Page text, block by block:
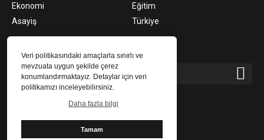
Veri politikasındaki amaçlarla sınırlı ve
mevzuata uygun şekilde çerez
konumlandırmaktayız. Detaylar için veri
politikamızı inceleyebilirsiniz.
Daha fazla bilgi
Tamam
Ekonomi
Eğitim
Asayiş
Türkiye